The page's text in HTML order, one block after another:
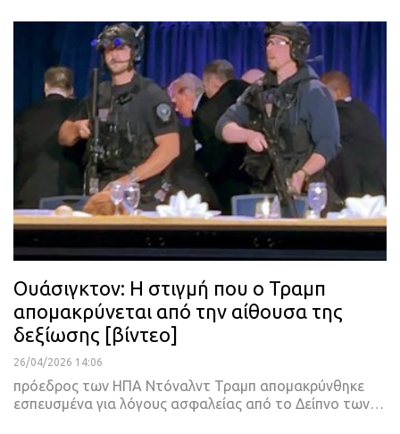
Ουάσιγκτον: Η στιγμή που ο Τραμπ
απομακρύνεται από την αίθουσα της
δεξίωσης [βίντεο]
26/04/2026 14:06
πρόεδρος των ΗΠΑ Ντόναλντ Τραμπ απομακρύνθηκε
εσπευσμένα για λόγους ασφαλείας από το Δείπνο των…